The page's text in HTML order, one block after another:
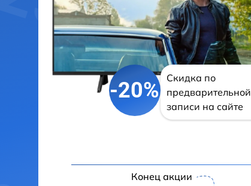
-20%
Скидка по
предварительной
записи на сайте
Конец акции